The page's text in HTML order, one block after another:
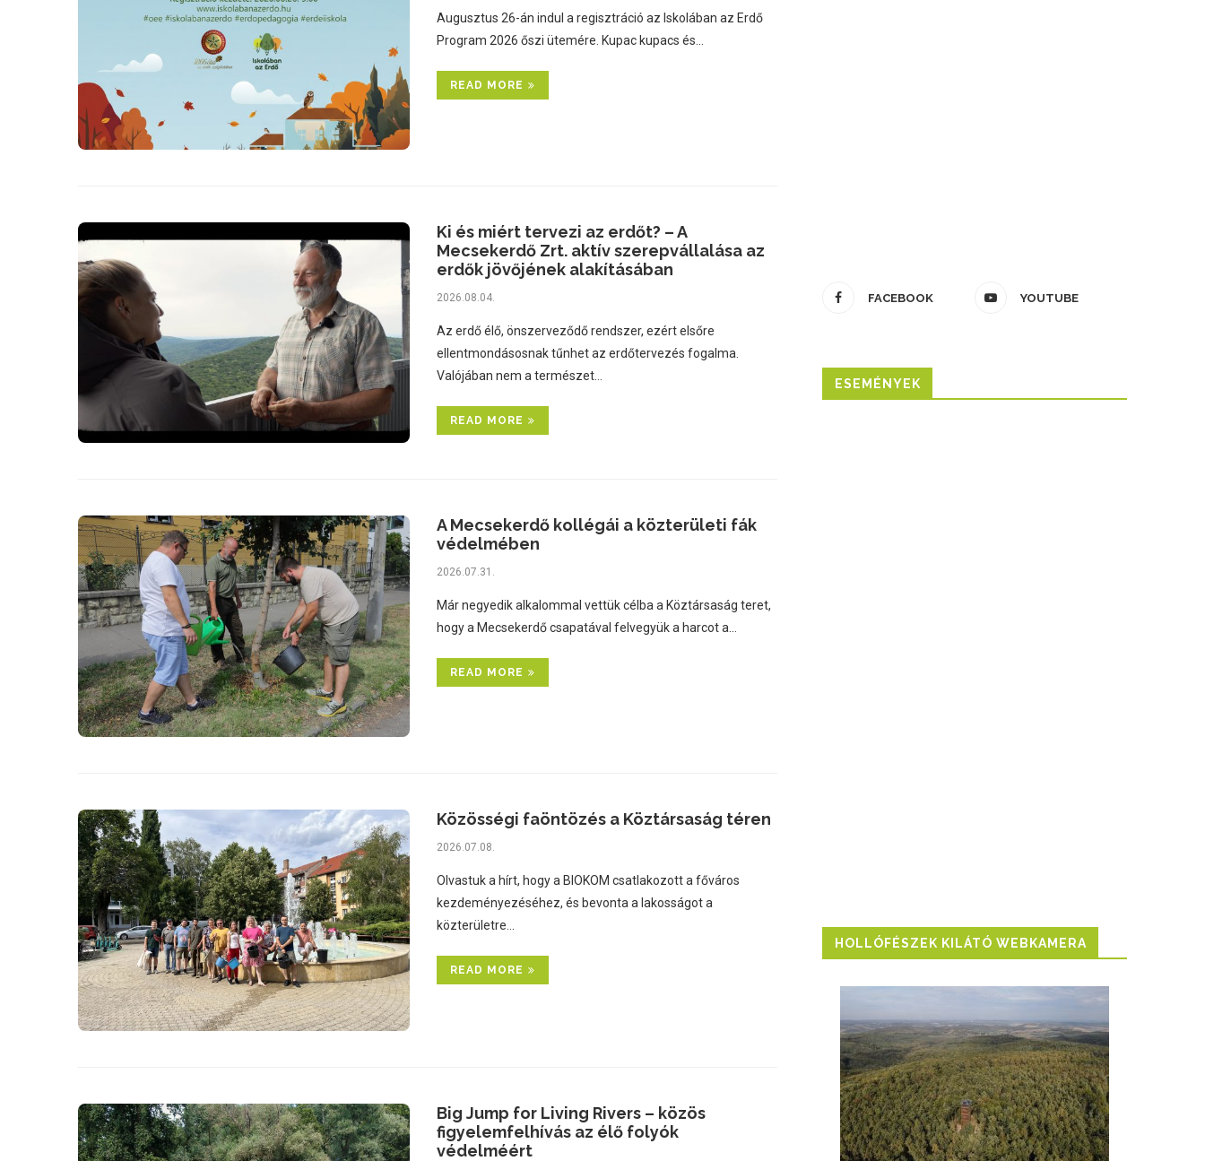
Augusztus 26-án indul a regisztráció az Iskolában az Erdő
Program 2026 őszi ütemére. Kupac kupacs és…
READ MORE
Ki és miért tervezi az erdőt? – A
Mecsekerdő Zrt. aktív szerepvállalása az
erdők jövőjének alakításában
2026.08.04.
Az erdő élő, önszerveződő rendszer, ezért elsőre
ellentmondásosnak tűnhet az erdőtervezés fogalma.
Valójában nem a természet…
READ MORE
A Mecsekerdő kollégái a közterületi fák
védelmében
2026.07.31.
Már negyedik alkalommal vettük célba a Köztársaság teret,
hogy a Mecsekerdő csapatával felvegyük a harcot a…
READ MORE
Közösségi faöntözés a Köztársaság téren
2026.07.08.
Olvastuk a hírt, hogy a BIOKOM csatlakozott a főváros
kezdeményezéséhez, és bevonta a lakosságot a
közterületre…
READ MORE
Big Jump for Living Rivers – közös
figyelemfelhívás az élő folyók
védelméért
FACEBOOK YOUTUBE
ESEMÉNYEK
HOLLÓFÉSZEK KILÁTÓ WEBKAMERA